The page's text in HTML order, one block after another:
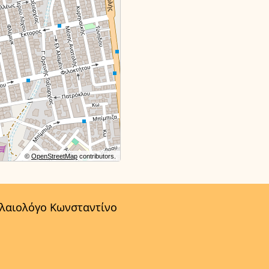
©OpenStreetMap contributors.
Κωνσταντίνο